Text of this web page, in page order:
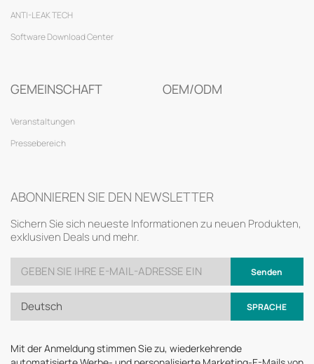
ANTI-LEAK TECH
Software Download Center
GEMEINSCHAFT
Veranstaltungen
Pressebereich
OEM/ODM
ABONNIEREN SIE DEN NEWSLETTER
Sichern Sie sich neueste Informationen zu neuen Produkten,
exklusiven Deals und mehr.
Senden
Deutsch SPRACHE
Mit der Anmeldung stimmen Sie zu, wiederkehrende